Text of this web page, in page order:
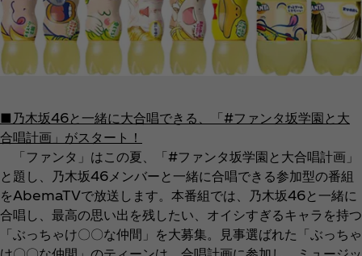
■乃木坂46と一緒に大合唱できる、「#ファンタ坂学園と大
合唱計画」がスタート！
「ファンタ」はこの夏、「#ファンタ坂学園と大合唱計画」
と題し、乃木坂46メンバーと一緒に合唱できる参加型の番組
をAbemaTVで放送します。本番組では、乃木坂46と一緒に
合唱し、最高の思い出を残したい、オイシすぎるキャラを持つ
「ぶっちゃけ〇〇な仲間」を大募集。見事選ばれた「ぶっちゃ